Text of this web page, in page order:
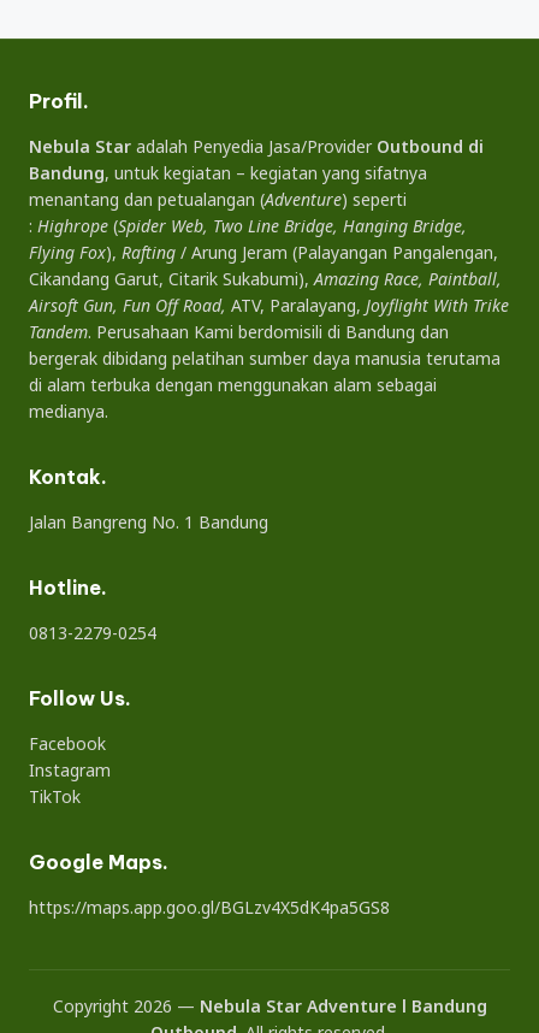
Profil.
Nebula Star adalah Penyedia Jasa/Provider Outbound di
Bandung, untuk kegiatan – kegiatan yang sifatnya
menantang dan petualangan (Adventure) seperti
: Highrope (Spider Web, Two Line Bridge, Hanging Bridge,
Flying Fox), Rafting / Arung Jeram (Palayangan Pangalengan,
Cikandang Garut, Citarik Sukabumi),Amazing Race, Paintball,
Airsoft Gun, Fun Off Road, ATV, Paralayang, Joyflight With Trike
Tandem. Perusahaan Kami berdomisili di Bandung dan
bergerak dibidang pelatihan sumber daya manusia terutama
di alam terbuka dengan menggunakan alam sebagai
medianya.
Kontak.
Jalan Bangreng No. 1 Bandung
Hotline.
0813-2279-0254
Follow Us.
Facebook
Instagram
TikTok
Google Maps.
https://maps.app.goo.gl/BGLzv4X5dK4pa5GS8
Copyright 2026 — Nebula Star Adventure l Bandung